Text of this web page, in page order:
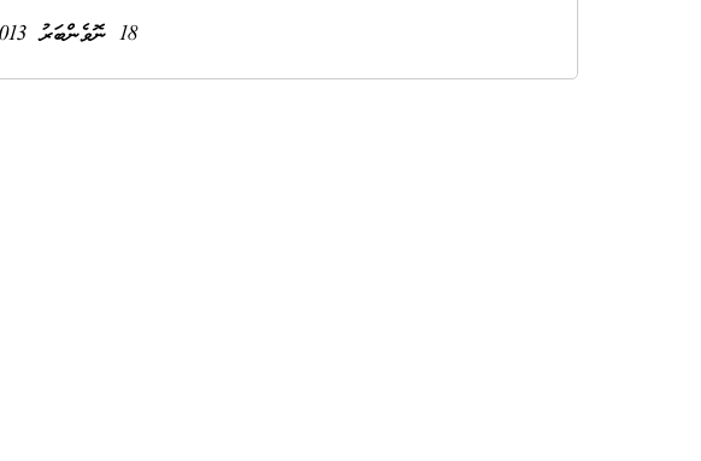
18 ނޮވެންބަރު 2013